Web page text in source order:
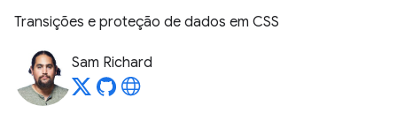
Transições e proteção de dados em CSS
Sam Richard